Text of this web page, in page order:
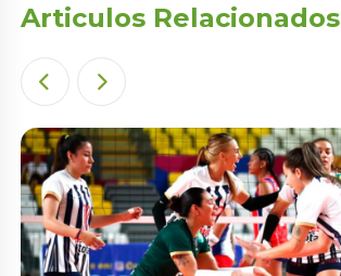
Articulos Relacionados